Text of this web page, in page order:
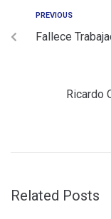
PREVIOUS
Fallece
Ricardo
Related Posts